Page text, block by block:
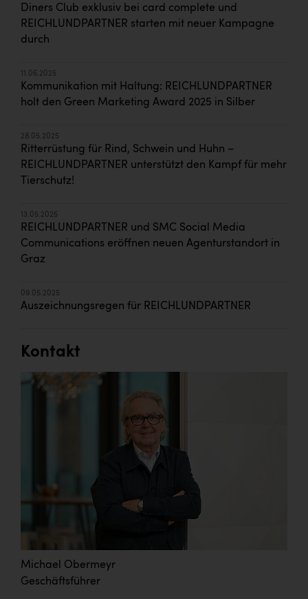
Diners Club exklusiv bei card complete und
REICHLUNDPARTNER starten mit neuer Kampagne
durch
11.06.2025
Kommunikation mit Haltung: REICHLUNDPARTNER
holt den Green Marketing Award 2025 in Silber
28.05.2025
Ritterrüstung für Rind, Schwein und Huhn –
REICHLUNDPARTNER unterstützt den Kampf für mehr
Tierschutz!
13.05.2025
REICHLUNDPARTNER und SMC Social Media
Communications eröffnen neuen Agenturstandort in
Graz
09.05.2025
Auszeichnungsregen für REICHLUNDPARTNER
Kontakt
Michael Obermeyr
Geschäftsführer